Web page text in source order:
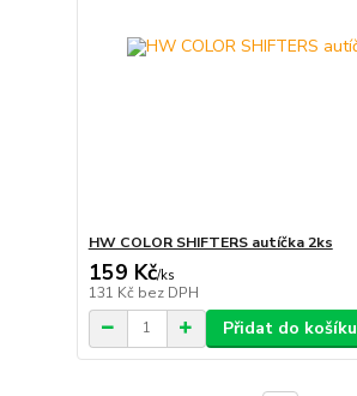
HW COLOR SHIFTERS autíčka 2ks
159 Kč/ks
131 Kč bez DPH
Přidat do košíku